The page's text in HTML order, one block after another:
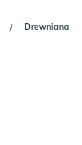
/
Drewniana